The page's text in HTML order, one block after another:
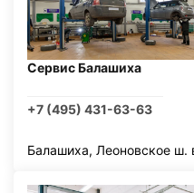
Сервис Балашиха
+7 (495) 431-63-63
Балашиха, Леоновское ш.